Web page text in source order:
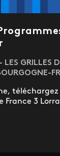
GRILLES
téléchargez
France 3